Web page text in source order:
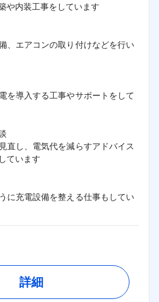
や内装工事をしています
、エアコンの取り付けなどを行い
を導入する工事やサポートをして
直し、電気代を減らすアドバイス
ています
に充電設備を整える仕事もしてい
詳細